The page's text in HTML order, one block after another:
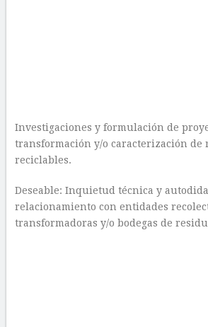
Investigaciones y formulación de
transformación y/o caracterización de
reciclables.
Deseable: Inquietud técnica y
relacionamiento con entidades
transformadoras y/o bodegas de